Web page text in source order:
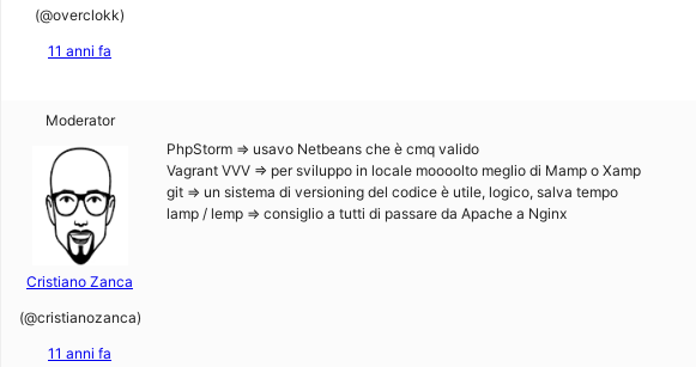
(@overclokk)
11 anni fa
Moderator
Cristiano Zanca
(@cristianozanca)
11 anni fa
PhpStorm => usavo Netbeans che è cmq valido
Vagrant VVV => per sviluppo in locale moooolto meglio di Mamp o Xamp
git => un sistema di versioning del codice è utile, logico, salva tempo
lamp / lemp => consiglio a tutti di passare da Apache a Nginx